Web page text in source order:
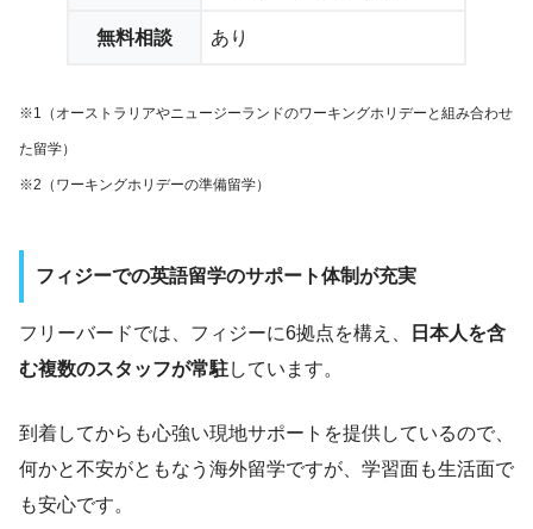
無料相談 あり
※1（オーストラリアやニュージーランドのワーキングホリデーと組み合わせ
た留学）
※2（ワーキングホリデーの準備留学）
フィジーでの英語留学のサポート体制が充実
フリーバードでは、フィジーに6拠点を構え、
日本人を含
む複数のスタッフが常駐しています。
到着してからも心強い現地サポートを提供しているので、
何かと不安がともなう海外留学ですが、学習面も生活面で
も安心です。